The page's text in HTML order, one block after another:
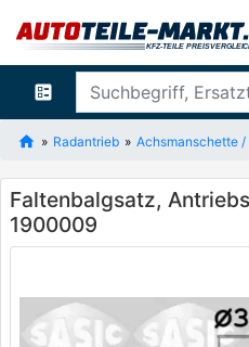
ballot
Radantrieb Achsmanschette
Faltenbalgsatz,
1900009